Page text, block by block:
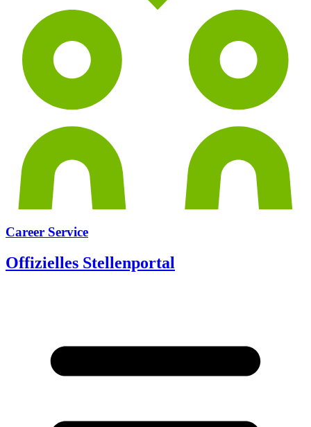
Career Service
Offizielles Stellenportal